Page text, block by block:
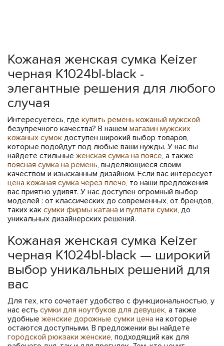
Кожаная женская сумка Keizer
черная K1024bl-black -
элегантные решения для любого
случая
Интересуетесь, где купить ремень кожаный мужской
безупречного качества? В нашем магазин мужских
кожаных сумок доступен широкий выбор товаров,
которые подойдут под любые ваши нужды. У нас вы
найдете стильные женская сумка на поясе, а также
поясная сумка на ремень, выделяющиеся своим
качеством и изысканным дизайном. Если вас интересует
цена кожаная сумка через плечо, то наши предложения
вас приятно удивят. У нас доступен огромный выбор
моделей : от классических до современных, от брендов,
таких как сумки фирмы катана и пулпати сумки, до
уникальных дизайнерских решений.
Кожаная женская сумка Keizer
черная K1024bl-black — широкий
выбор уникальных решений для
вас
Для тех, кто сочетает удобство с функциональностью, у
нас есть сумки для ноутбуков для девушек, а также
удобные женские дорожные сумки цена на которые
остаются доступными. В предложении вы найдете
городской рюкзаки женские, подходящий как для